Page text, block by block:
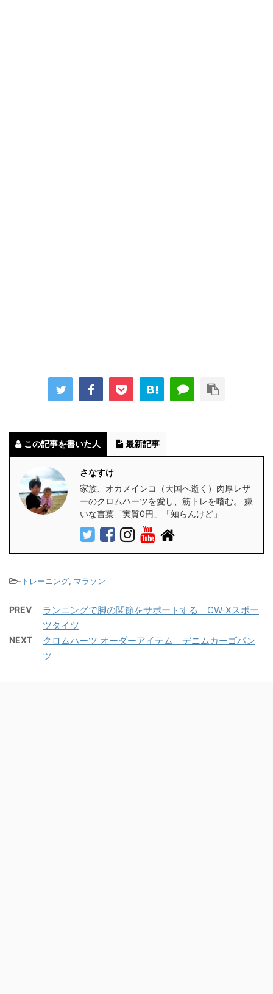
この記事を書いた人 最新記事
さなすけ
家族、オカメインコ（天国へ逝く）肉厚レザ
ーのクロムハーツを愛し、筋トレを嗜む。 嫌
いな言葉「実質0円」「知らんけど」
- トレーニング, マラソン
PREV
ランニングで脚の関節をサポートする CW-Xスポー
ツタイツ
NEXT
クロムハーツ オーダーアイテム デニムカーゴパン
ツ